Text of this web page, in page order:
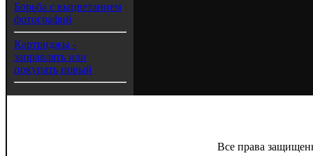
Борьба с выцветанием
фотографий
Картриджы -
заправлять или
покупать новый
Все права